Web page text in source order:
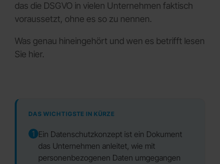
das die DSGVO in vielen Unternehmen faktisch
voraussetzt, ohne es so zu nennen.
Was genau hineingehört und wen es betrifft lesen
Sie hier.
DAS WICHTIGSTE IN KÜRZE
1 Ein Datenschutzkonzept ist ein Dokument
das Unternehmen anleitet, wie mit
personenbezogenen Daten umgegangen